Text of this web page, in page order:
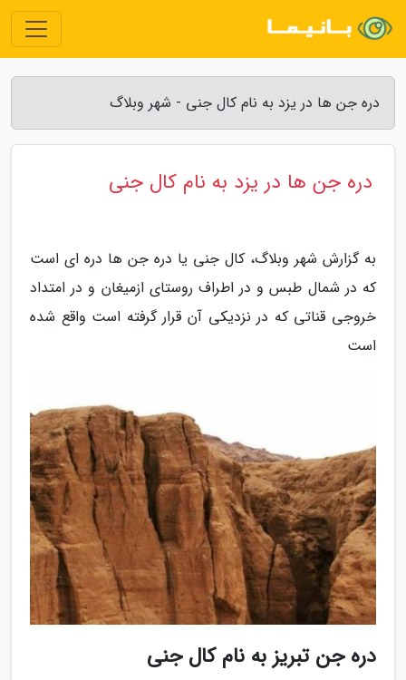
دره جن ها در یزد به نام کال جنی - شهر وبلاگ
دره جن ها در یزد به نام کال جنی
به گزارش شهر وبلاگ، کال جنی یا دره جن ها دره ای است
که در شمال طبس و در اطراف روستای ازمیغان و در امتداد
خروجی قناتی که در نزدیکی آن قرار گرفته است واقع شده
است
دره جن تبریز به نام کال جنی